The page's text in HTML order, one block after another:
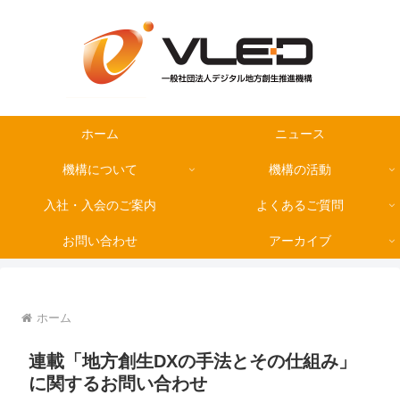
ホーム ニュース
機構について 機構の活動
入社・入会のご案内 よくあるご質問
お問い合わせ アーカイブ
ホーム
連載「地方創生DXの手法とその仕組み」
に関するお問い合わせ